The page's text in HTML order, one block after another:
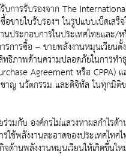
ารรับรองจาก The
ายใบรับรองฯ ในรูปแบบเบ็ดเส
ประกอบการในประเทศไทยแล
รการซื้อ – ขายพลังงานหมุนเวีย
พด้านความปลอดภัยในการทำธุ
Agreement หรือ CPPA)
ญ นวัตกรรม และดิจิทัล ในทุกมิติ
กับ องค์กรไม่แสวงหาผลกำไรด้
พลังงานสะอาดของประเทศไทศ
นพลังงานหมุนเวียนให้เกิดขึ้นให